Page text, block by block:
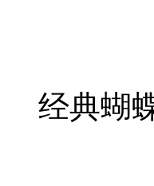
经典蝴